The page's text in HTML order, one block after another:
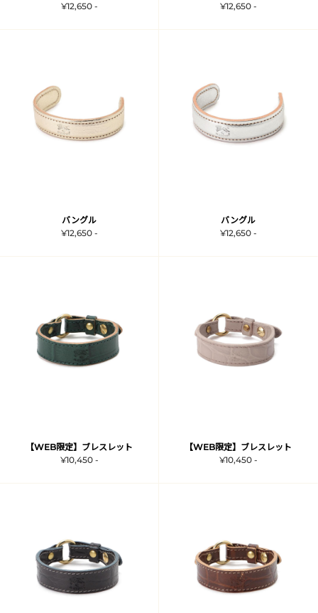
¥12,650 -
¥12,650 -
バングル
¥12,650 -
バングル
¥12,650 -
【WEB限定】ブレスレット
¥10,450 -
【WEB限定】ブレスレット
¥10,450 -